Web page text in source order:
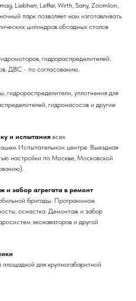
Liebherr, Leffer, Wirth, Sany, Zoomlion,
парк позволяет нам изготавливать
цилиндров обсадных столов
гидрораспределителей,
ДВС - по согласованию.
гидрораспределители, уплотнения для
гидронасосов и другие
и испытания всех
Испытательном центре. Выездная
настройки по Москве, Московской
и забор агрегата в ремонт
бригады. Программное
оснастка. Демонтаж и забор
экскаваторов и другой
для крупногабаритной